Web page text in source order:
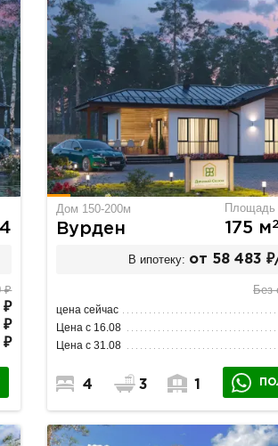
₽
₽
₽
₽
Дом 150-200м
Вурден
Площадь
175 м2
В ипотеку: от 58 483
Без
цена сейчас
Цена с 16.08
Цена с 31.08
4 3 1